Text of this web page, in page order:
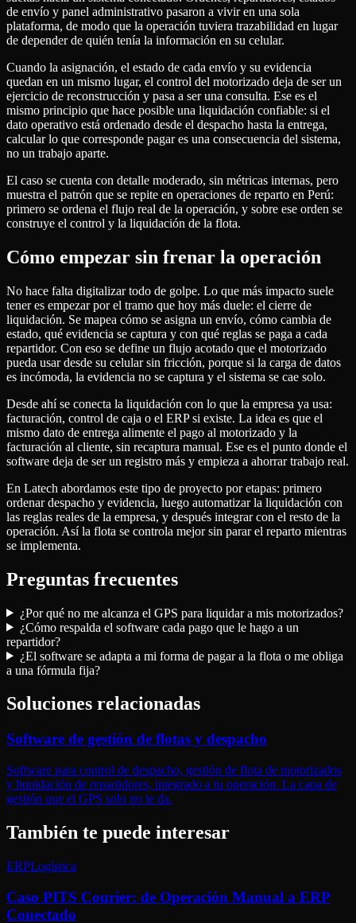
de envío y panel administrativo pasaron a vivir en una sola
plataforma, de modo que la operación tuviera trazabilidad en lugar
de depender de quién tenía la información en su celular.
Cuando la asignación, el estado de cada envío y su evidencia
quedan en un mismo lugar, el control del motorizado deja de ser un
ejercicio de reconstrucción y pasa a ser una consulta. Ese es el
mismo principio que hace posible una liquidación confiable: si el
dato operativo está ordenado desde el despacho hasta la entrega,
calcular lo que corresponde pagar es una consecuencia del sistema,
no un trabajo aparte.
El caso se cuenta con detalle moderado, sin métricas internas, pero
muestra el patrón que se repite en operaciones de reparto en Perú:
primero se ordena el flujo real de la operación, y sobre ese orden se
construye el control y la liquidación de la flota.
Cómo empezar sin frenar la operación
No hace falta digitalizar todo de golpe. Lo que más impacto suele
tener es empezar por el tramo que hoy más duele: el cierre de
liquidación. Se mapea cómo se asigna un envío, cómo cambia de
estado, qué evidencia se captura y con qué reglas se paga a cada
repartidor. Con eso se define un flujo acotado que el motorizado
pueda usar desde su celular sin fricción, porque si la carga de datos
es incómoda, la evidencia no se captura y el sistema se cae solo.
Desde ahí se conecta la liquidación con lo que la empresa ya usa:
facturación, control de caja o el ERP si existe. La idea es que el
mismo dato de entrega alimente el pago al motorizado y la
facturación al cliente, sin recaptura manual. Ese es el punto donde el
software deja de ser un registro más y empieza a ahorrar trabajo real.
En Latech abordamos este tipo de proyecto por etapas: primero
ordenar despacho y evidencia, luego automatizar la liquidación con
las reglas reales de la empresa, y después integrar con el resto de la
operación. Así la flota se controla mejor sin parar el reparto mientras
se implementa.
Preguntas frecuentes
¿Por qué no me alcanza el GPS para liquidar a mis motorizados?
¿Cómo respalda el software cada pago que le hago a un
repartidor?
¿El software se adapta a mi forma de pagar a la flota o me obliga
a una fórmula fija?
Soluciones relacionadas
Software de gestión de flotas y despacho
Software para control de despacho, gestión de flota de motorizados
y liquidación de repartidores, integrado a tu operación. La capa de
gestión que el GPS solo no te da.
También te puede interesar
ERPLogística
Caso PITS Courier: de Operación Manual a ERP
Conectado